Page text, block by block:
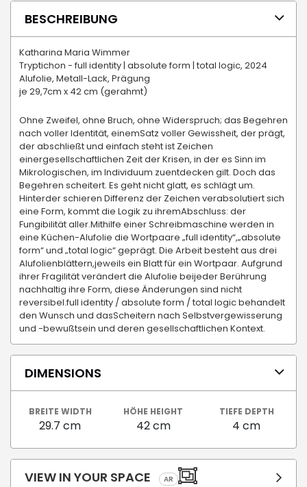
BESCHREIBUNG
Katharina Maria Wimmer
Tryptichon - full identity | absolute form | total logic, 2024
Alufolie, Metall-Lack, Prägung
je 29,7cm x 42 cm (gerahmt)
Ohne Zweifel, ohne Bruch, ohne Widerspruch; das Begehren
nach voller Identität, einemSatz voller Gewissheit, der prägt,
der abschließt und einfach steht ist Zeichen
einergesellschaftlichen Zeit der Krisen, in der es Sinn im
Mikrologischen, im Individuum zuentdecken gilt. Doch das
Begehren scheitert. Es geht nicht glatt, es schlägt um.
Hinterder schieren Differenz der Zeichen verabsolutiert sich
eine Form, kommt die Logik zu ihremAbschluss: der
Fungibilität aller.Mithilfe einer Schreibmaschine werden in
eine Küchen-Alufolie die Wortpaare „full identity“,„absolute
form“ und „total logic“ geprägt. Die Arbeit besteht aus drei
Alufolienblättern,jeweils ein Blatt für ein Wortpaar. Aufgrund
ihrer Fragilität verändert die Alufolie beijeder Berührung
nachhaltig ihre Form, diese Änderungen sind nicht
reversibel.full identity / absolute form / total logic behandelt
den Wunsch und dasScheitern nach Selbstvergewisserung
und -bewußtsein und deren gesellschaftlichen Kontext.
DIMENSIONS
BREITE WIDTH
29.7 cm
HÖHE HEIGHT
42 cm
TIEFE DEPTH
4 cm
VIEW IN YOUR SPACE AR